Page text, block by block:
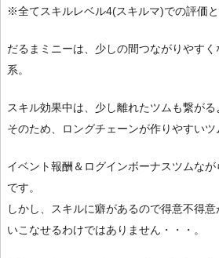
※全てスキルレベル4(スキルマ)での評価と
だるまミニーは、少しの間つながりやす
系。
スキル効果中は、少し離れたツムも繋がる
そのため、ロングチェーンが作りやすいツ
イベント報酬＆ログインボーナスツムな
です。
しかし、スキルに癖があるので得意不得
いこなせるわけではありません・・・。